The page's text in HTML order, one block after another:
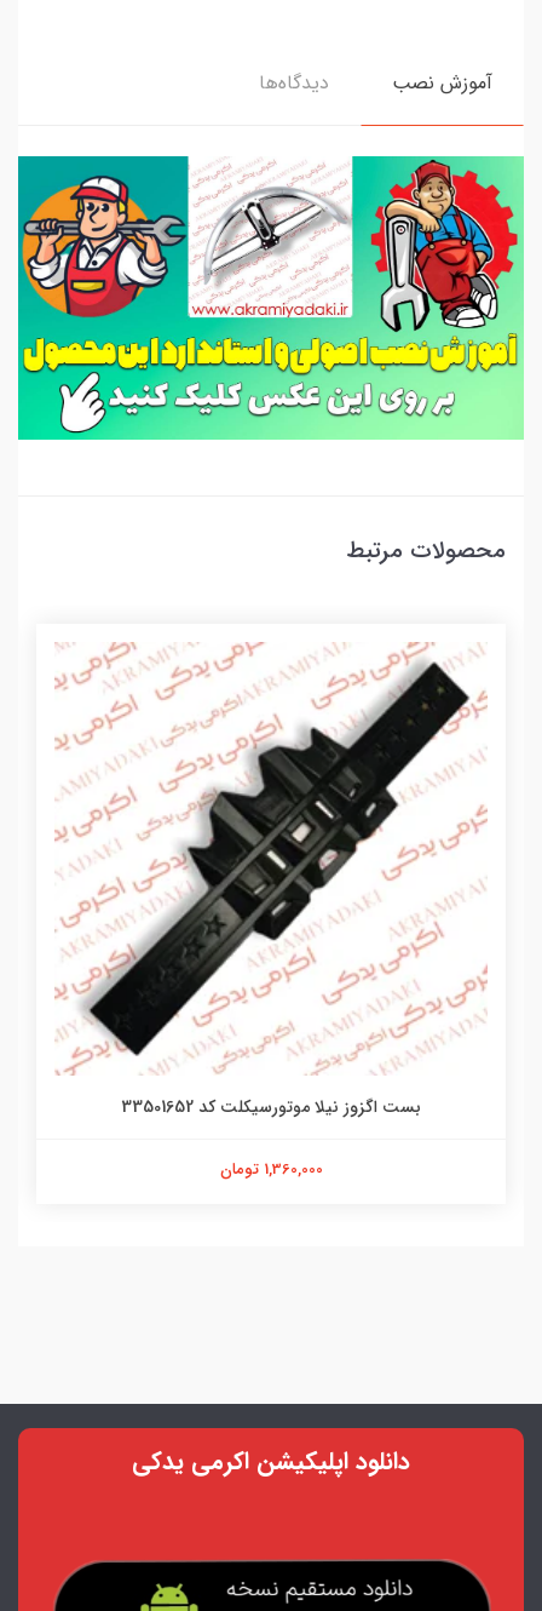
آموزش نصب دیدگاه‌ها
محصولات مرتبط
بست اگزوز نیلا موتورسیکلت کد 33501652
1,360,000 تومان
دانلود اپلیکیشن اکرمی یدکی